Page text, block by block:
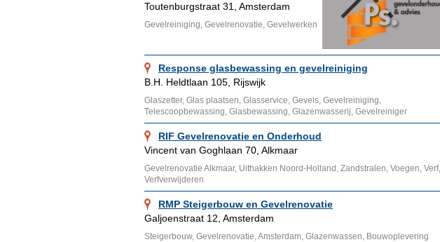
Toutenburgstraat 31, Amsterdam
Gevelreiniging, Gevelrenovatie, Gevelwerken
Response glasbewassing en gevelreiniging
B.H. Heldtlaan 105, Rijswijk
Glaszetter, Glas plaatsen, Glasservice, Gevels, Gevelreiniging,
Telescoopbewassing, Glasbewassing, Glazenwasserij, Gevelreiniger
RIF Gevelrenovatie en Onderhoud
Vincent van Goghlaan 70, Alkmaar
Gevelrenovatie Alkmaar, Uithakken Noord-Holland, Zandstralen, Voegen, Verf,
Verfverwijderen
RMP Steigerbouw en Gevelrenovatie
Galjoenstraat 12, Amsterdam
Steigerbouw, Gevelrenovatie, Amsterdam, Glazenwassen, Bouwoplevering